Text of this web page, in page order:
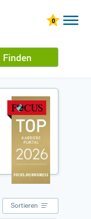
Finden
Sortieren